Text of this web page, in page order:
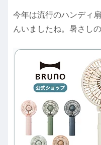
今年は流行のハンディ
んいましたね。暑さし